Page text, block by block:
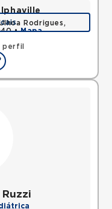
perfil
Rodrigues,
•Mapa